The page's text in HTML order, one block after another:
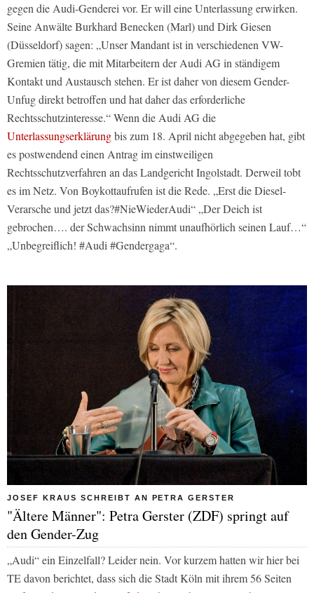
gegen die Audi-Genderei vor. Er will eine Unterlassung erwirken.
Seine Anwälte Burkhard Benecken (Marl) und Dirk Giesen
(Düsseldorf) sagen: „Unser Mandant ist in verschiedenen VW-
Gremien tätig, die mit Mitarbeitern der Audi AG in ständigem
Kontakt und Austausch stehen. Er ist daher von diesem Gender-
Unfug direkt betroffen und hat daher das erforderliche
Rechtsschutzinteresse.“ Wenn die Audi AG die
Unterlassungserklärungbis zum 18. April nicht abgegeben hat, gibt
es postwendend einen Antrag im einstweiligen
Rechtsschutzverfahren an das Landgericht Ingolstadt. Derweil tobt
es im Netz. Von Boykottaufrufen ist die Rede. „Erst die Diesel-
Verarsche und jetzt das?#NieWiederAudi“ „Der Deich ist
gebrochen…. der Schwachsinn nimmt unaufhörlich seinen Lauf…“
„Unbegreiflich! #Audi #Gendergaga“.
JOSEF KRAUS SCHREIBT AN PETRA GERSTER
"Ältere Männer": Petra Gerster (ZDF) springt auf
den Gender-Zug
„Audi“ ein Einzelfall? Leider nein. Vor kurzem hatten wir hier bei
TEdavon berichtet, dass sich die Stadt Köln mit ihrem 56 Seiten